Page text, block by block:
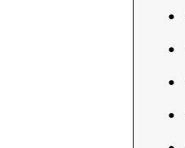
●
●
●
●